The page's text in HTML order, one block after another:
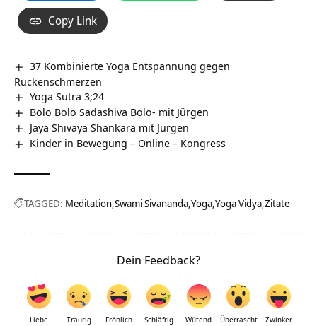
Copy Link
37 Kombinierte Yoga Entspannung gegen
Rückenschmerzen
Yoga Sutra 3;24
Bolo Bolo Sadashiva Bolo- mit Jürgen
Jaya Shivaya Shankara mit Jürgen
Kinder in Bewegung – Online – Kongress
TAGGED: Meditation Swami Sivananda Yoga Yoga Vidya Zitate
Dein Feedback?
Liebe Traurig Fröhlich Schläfrig Wütend Überrascht Zwinker